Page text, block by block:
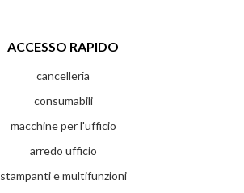
ACCESSO RAPIDO
cancelleria
consumabili
macchine per l'ufficio
arredo ufficio
stampanti e multifunzioni